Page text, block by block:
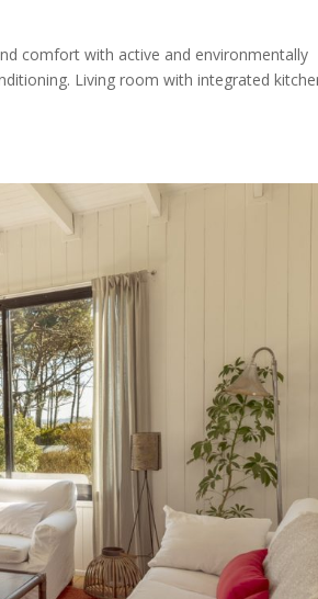
comfort with active and environmentally
Living room with integrated